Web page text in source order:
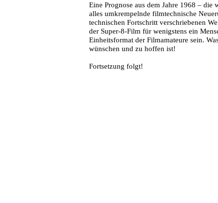
Eine Prognose aus dem Jahre 1968 –
alles umkrempelnde filmtechnische
technischen Fortschritt verschriebenen
der Super-8-Film für wenigstens ein
Einheitsformat der Filmamateure sein.
wünschen und zu hoffen ist!
Fortsetzung folgt!